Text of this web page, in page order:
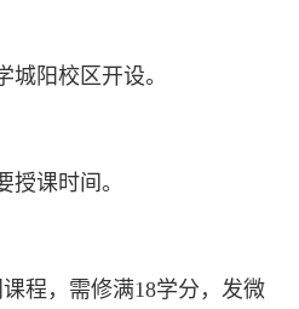
阳校区开设。
课时间。
，需修满18学分，发微